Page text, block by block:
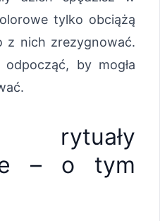
tylko obciążą
nich zrezygnować.
by mogła
rytuały
– o tym